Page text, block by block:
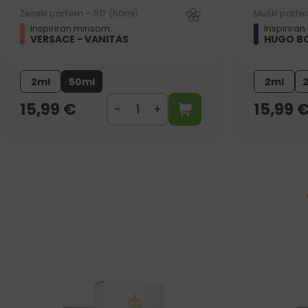
Ženski parfem – 517 (50ml)
Inspiriran mirisom:
VERSACE - VANITAS
2ml 50ml
15,99 €
Muški
HUGO
2ml
15,99